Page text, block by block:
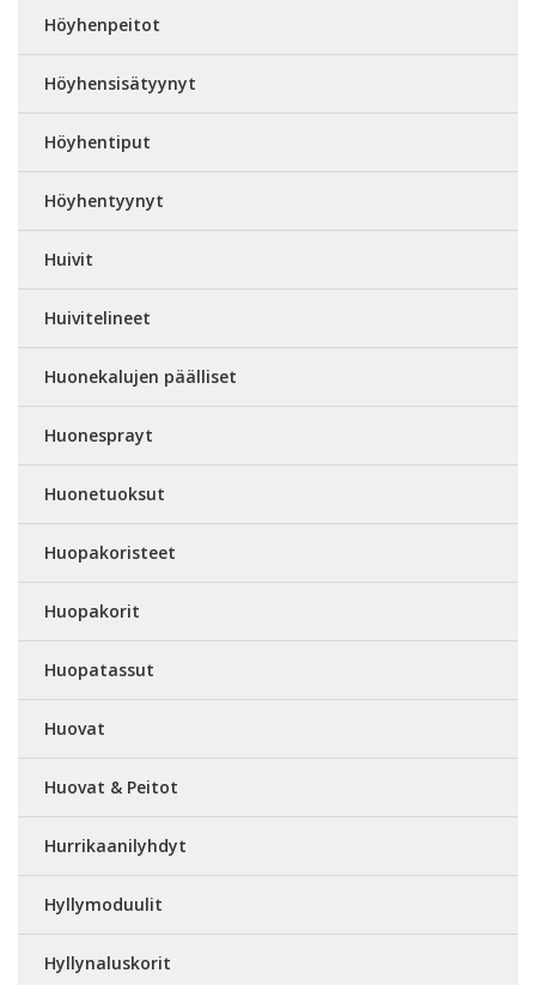
Höyhenpeitot
Höyhensisätyynyt
Höyhentiput
Höyhentyynyt
Huivit
Huivitelineet
Huonekalujen päälliset
Huonesprayt
Huonetuoksut
Huopakoristeet
Huopakorit
Huopatassut
Huovat
Huovat & Peitot
Hurrikaanilyhdyt
Hyllymoduulit
Hyllynaluskorit